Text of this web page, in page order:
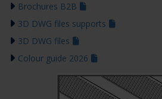
Brochures B2B
3D DWG files supports
3D DWG files
Colour guide 2026